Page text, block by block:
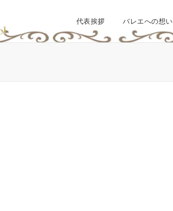
代表挨拶 バレエへの想い